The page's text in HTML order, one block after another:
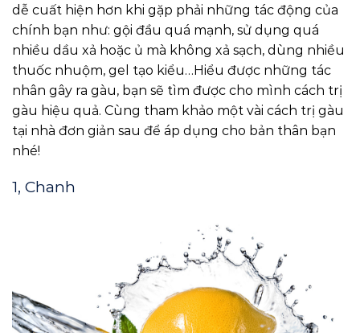
dễ cuất hiện hơn khi gặp phải những tác động của
chính bạn như: gội đầu quá mạnh, sử dụng quá
nhiều dầu xả hoặc ủ mà không xả sạch, dùng nhiều
thuốc nhuộm, gel tạo kiểu…Hiểu được những tác
nhân gây ra gàu, bạn sẽ tìm được cho mình cách trị
gàu hiệu quả. Cùng tham khảo một vài cách trị gàu
tại nhà đơn giản sau để áp dụng cho bản thân bạn
nhé!
1, Chanh